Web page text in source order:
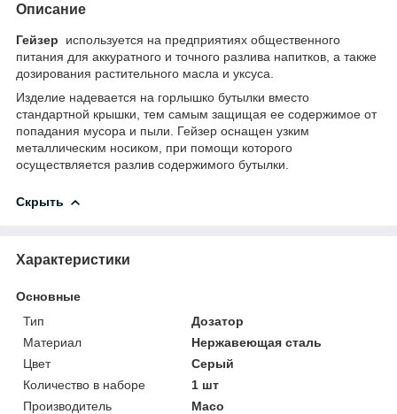
Описание
Гейзер используется на предприятиях общественного
питания для аккуратного и точного разлива напитков, а также
дозирования растительного масла и уксуса.
Изделие надевается на горлышко бутылки вместо
стандартной крышки, тем самым защищая ее содержимое от
попадания мусора и пыли. Гейзер оснащен узким
металлическим носиком, при помощи которого
осуществляется разлив содержимого бутылки.
Скрыть
Характеристики
Основные
Тип
Дозатор
Материал
Нержавеющая сталь
Цвет
Серый
Количество в наборе
1 шт
Производитель
Maco